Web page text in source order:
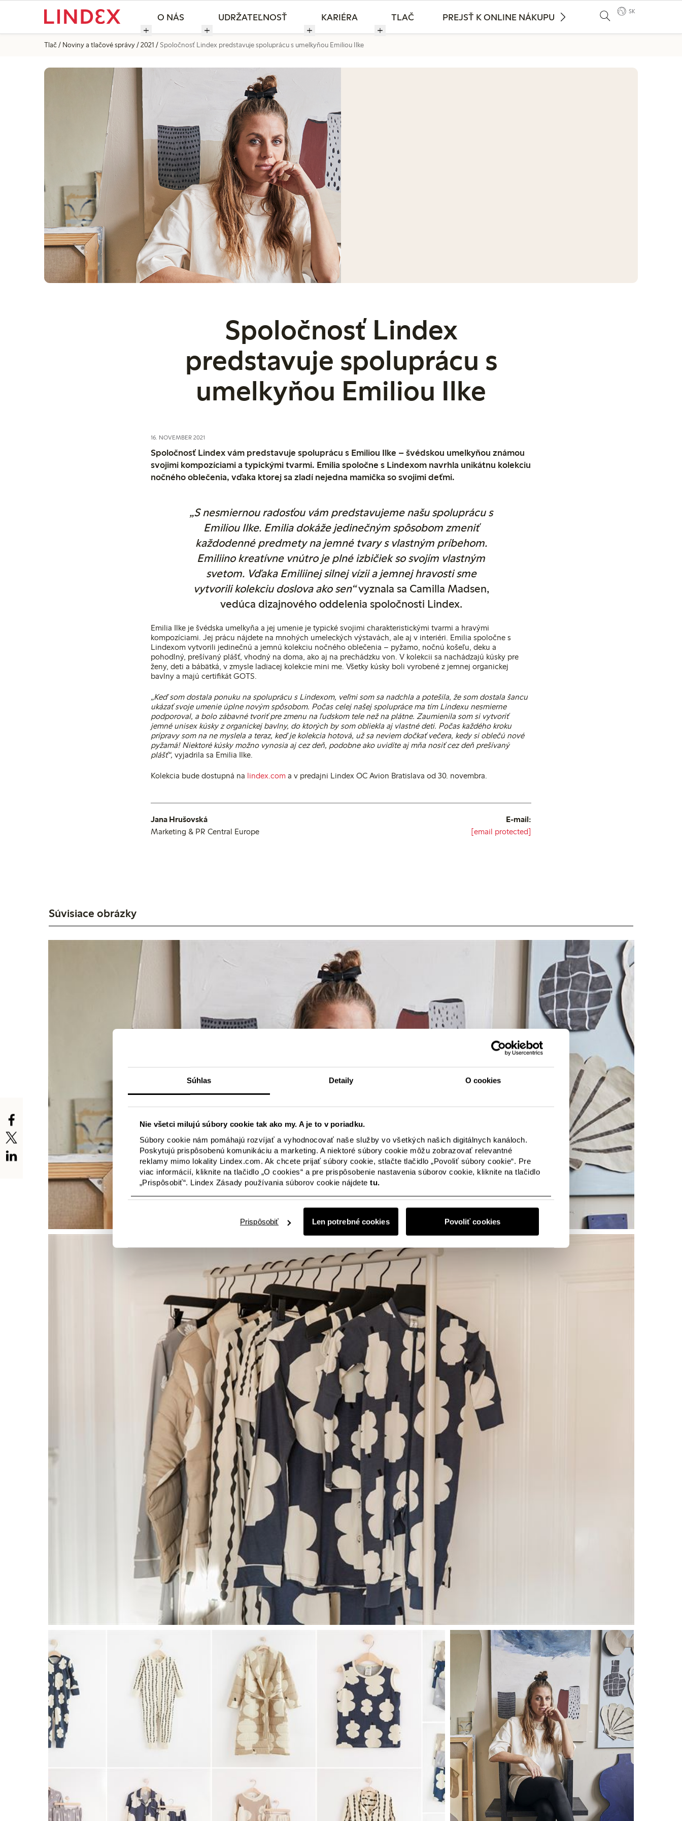
Súhlas Detaily O cookies
Nie všetci milujú súbory cookie tak ako my. A je to v poriadku.
Súbory cookie nám pomáhajú rozvíjať a vyhodnocovať naše služby vo všetkých našich digitálnych kanáloch.
Poskytujú prispôsobenú komunikáciu a marketing. A niektoré súbory cookie môžu zobrazovať relevantné
reklamy mimo lokality Lindex.com. Ak chcete prijať súbory cookie, stlačte tlačidlo „Povoliť súbory cookie“. Pre
viac informácií, kliknite na tlačidlo „O cookies“ a pre prispôsobenie nastavenia súborov cookie, kliknite na tlačidlo
„Prispôsobiť“. Lindex Zásady používania súborov cookie nájdete tu.
Len potrebné cookies
Prispôsobiť Povoliť cookies
O NÁS UDRŽATEĽNOSŤ KARIÉRA TLAČ PREJSŤ K ONLINE NÁKUPU
SK
Tlač Noviny a tlačové správy 2021 Spoločnosť Lindex predstavuje spoluprácu s umelkyňou Emiliou Ilke
Spoločnosť Lindex
predstavuje spoluprácu s
umelkyňou Emiliou Ilke
16. NOVEMBER 2021
Spoločnosť Lindex vám predstavuje spoluprácu s Emiliou Ilke – švédskou umelkyňou známou
svojimi kompozíciami a typickými tvarmi. Emilia spoločne s Lindexom navrhla unikátnu kolekciu
nočného oblečenia, vďaka ktorej sa zladí nejedna mamička so svojimi deťmi.
„S nesmiernou radosťou vám predstavujeme našu spoluprácu s
Emiliou Ilke. Emilia dokáže jedinečným spôsobom zmeniť
každodenné predmety na jemné tvary s vlastným príbehom.
Emiliino kreatívne vnútro je plné izbičiek so svojím vlastným
svetom. Vďaka Emiliinej silnej vízii a jemnej hravosti sme
vytvorili kolekciu doslova ako sen“vyznala sa Camilla Madsen,
vedúca dizajnového oddelenia spoločnosti Lindex.
Emilia Ilke je švédska umelkyňa a jej umenie je typické svojimi charakteristickými tvarmi a hravými
kompozíciami. Jej prácu nájdete na mnohých umeleckých výstavách, ale aj v interiéri. Emilia spoločne s
Lindexom vytvorili jedinečnú a jemnú kolekciu nočného oblečenia – pyžamo, nočnú košeľu, deku a
pohodlný, prešívaný plášť, vhodný na doma, ako aj na prechádzku von. V kolekcii sa nachádzajú kúsky pre
ženy, deti a bábätká, v zmysle ladiacej kolekcie mini me. Všetky kúsky boli vyrobené z jemnej organickej
bavlny a majú certifikát GOTS.
„Keď som dostala ponuku na spoluprácu s Lindexom, veľmi som sa nadchla a potešila, že som dostala šancu
ukázať svoje umenie úplne novým spôsobom. Počas celej našej spolupráce ma tím Lindexu nesmierne
podporoval, a bolo zábavné tvoriť pre zmenu na ľudskom tele než na plátne. Zaumienila som si vytvoriť
jemné unisex kúsky z organickej bavlny, do ktorých by som obliekla aj vlastné deti. Počas každého kroku
prípravy som na ne myslela a teraz, keď je kolekcia hotová, už sa neviem dočkať večera, kedy si oblečú nové
pyžamá! Niektoré kúsky možno vynosia aj cez deň, podobne ako uvidíte aj mňa nosiť cez deň prešívaný
plášť“, vyjadrila sa Emilia Ilke.
Kolekcia bude dostupná na lindex.com a v predajni Lindex OC Avion Bratislava od 30. novembra.
Jana Hrušovská
Marketing & PR Central Europe
E-mail:
[email protected]
Súvisiace obrázky